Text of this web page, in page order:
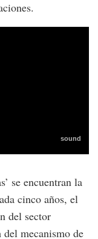
se encuentran la
cinco años, el
del sector
del mecanismo de